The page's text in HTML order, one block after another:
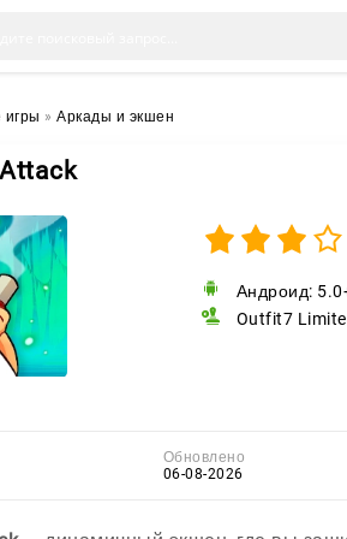
игры » Аркады и экшен
Андроид:
Outfit7
Обновлено
06-08-2026